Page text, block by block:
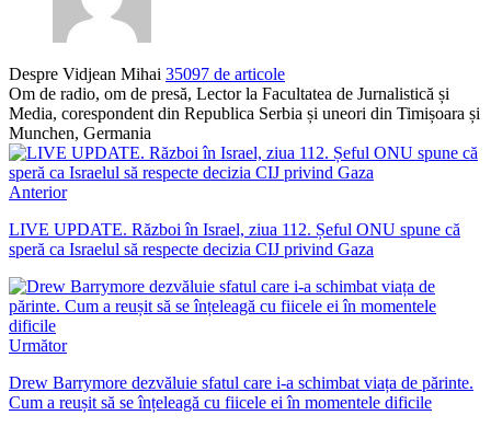
Despre Vidjean Mihai 35097 de articole
Om de radio, om de presă, Lector la Facultatea de Jurnalistică și
Media, corespondent din Republica Serbia și uneori din Timișoara și
Munchen, Germania
Anterior
LIVE UPDATE. Război în Israel, ziua 112. Șeful ONU spune că
speră ca Israelul să respecte decizia CIJ privind Gaza
Următor
Drew Barrymore dezvăluie sfatul care i-a schimbat viața de părinte.
Cum a reușit să se înțeleagă cu fiicele ei în momentele dificile